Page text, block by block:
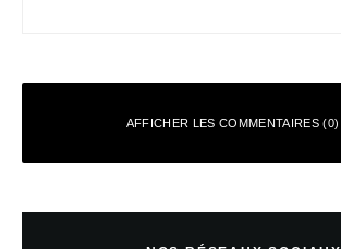
AFFICHER LES COMMENTAIRES (0)